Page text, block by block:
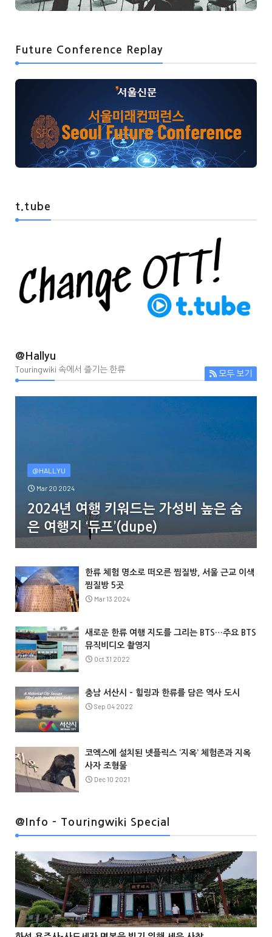
Future Conference Replay
t.tube
@Hallyu
Touringwiki 속에서 즐기는 한류 모두 보기
@HALLYU
Mar 20 2024
2024년 여행 키워드는 가성비 높은 숨
은 여행지 ‘듀프’(dupe)
한류 체험 명소로 떠오른 찜질방, 서울 근교 이색
찜질방 5곳
Mar 13 2024
새로운 한류 여행 지도를 그리는 BTS…주요 BTS
뮤직비디오 촬영지
Oct 31 2022
충남 서산시 – 힐링과 한류를 담은 역사 도시
Sep 04 2022
코엑스에 설치된 넷플릭스 ‘지옥’ 체험존과 지옥
사자 조형물
Dec 10 2021
@Info - Touringwiki Special
@Info
@Info